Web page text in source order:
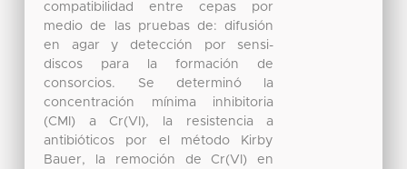
compatibilidad entre cepas por
medio de las pruebas de: difusión
en agar y detección por sensi-
discos para la formación de
consorcios. Se determinó la
concentración mínima inhibitoria
(CMI) a Cr(VI), la resistencia a
antibióticos por el método Kirby
Bauer, la remoción de Cr(VI) en